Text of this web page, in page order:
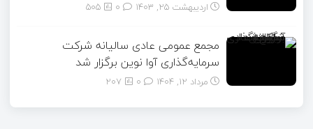
اردیبهشت ۲۵, ۱۴۰۳ 505
مجمع عمومی عادی سالیانه شرکت
سرمایه‌گذاری آوا نوین برگزار شد
مرداد ۱۲, ۱۴۰۴ 207